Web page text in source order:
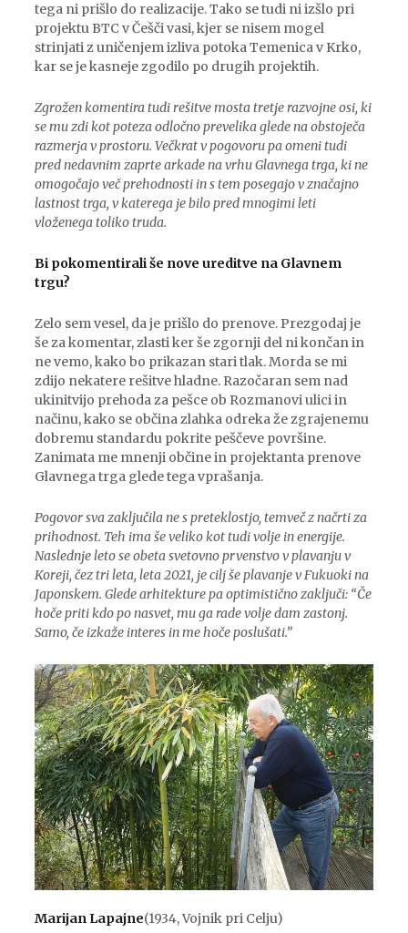
tega ni prišlo do realizacije. Tako se tudi ni izšlo pri
projektu BTC v Češči vasi, kjer se nisem mogel
strinjati z uničenjem izliva potoka Temenica v Krko,
kar se je kasneje zgodilo po drugih projektih.
Zgrožen komentira tudi rešitve mosta tretje razvojne osi, ki
se mu zdi kot poteza odločno prevelika glede na obstoječa
razmerja v prostoru. Večkrat v pogovoru pa omeni tudi
pred nedavnim zaprte arkade na vrhu Glavnega trga, ki ne
omogočajo več prehodnosti in s tem posegajo v značajno
lastnost trga, v katerega je bilo pred mnogimi leti
vloženega toliko truda.
Bi pokomentirali še nove ureditve na Glavnem
trgu?
Zelo sem vesel, da je prišlo do prenove. Prezgodaj je
še za komentar, zlasti ker še zgornji del ni končan in
ne vemo, kako bo prikazan stari tlak. Morda se mi
zdijo nekatere rešitve hladne. Razočaran sem nad
ukinitvijo prehoda za pešce ob Rozmanovi ulici in
načinu, kako se občina zlahka odreka že zgrajenemu
dobremu standardu pokrite peščeve površine.
Zanimata me mnenji občine in projektanta prenove
Glavnega trga glede tega vprašanja.
Pogovor sva zaključila ne s preteklostjo, temveč z načrti za
prihodnost. Teh ima še veliko kot tudi volje in energije.
Naslednje leto se obeta svetovno prvenstvo v plavanju v
Koreji, čez tri leta, leta 2021, je cilj še plavanje v Fukuoki na
Japonskem. Glede arhitekture pa optimistično zaključi: “Če
hoče priti kdo po nasvet, mu ga rade volje dam zastonj.
Samo, če izkaže interes in me hoče poslušati.”
Marijan Lapajne(1934, Vojnik pri Celju)